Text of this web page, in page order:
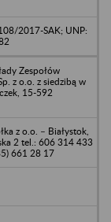
2017-SAK; UNP:
Zespołów
z o.o. z siedzibą w
15-592
z o.o. – Białystok,
2 tel.: 606 314 433
661 28 17